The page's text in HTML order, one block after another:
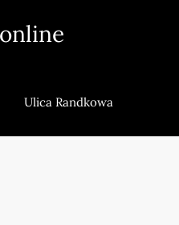
Ulica Randkowa